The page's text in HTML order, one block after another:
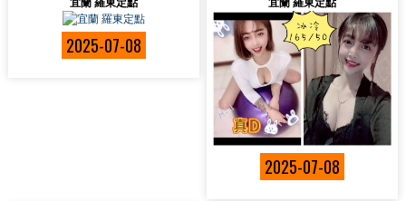
2025-07-08
2025-07-08